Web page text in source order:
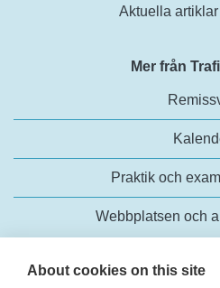
About cookies on this site
Aktuella
Mer från
Praktik och
Webbplatsen och